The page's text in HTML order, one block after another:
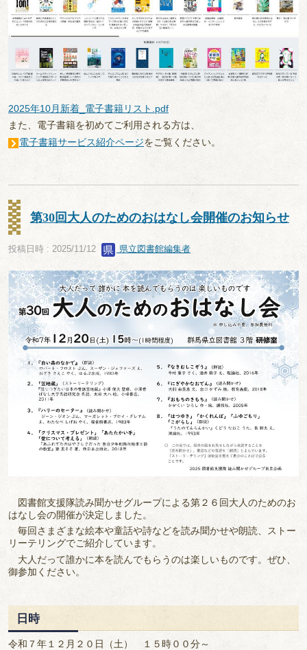
2025年10月新着_電子書籍リスト.pdf
また、電子書籍を初めてご利用される方は、
電子書籍サービス紹介ページをご覧ください。
第30回大人のためのおはなし会開催のお知らせ
投稿日時 : 2025/11/12 県立図書館編集者
図書館支援隊読み聞かせグループによる第２６回大人のためのお
はなし会の開催が決定しました。
毎回さまざまな絵本や童話や詩などを読み聞かせや朗読、ストー
リーテリングでご紹介しています。
大人だって誰かに本を読んでもらうのは楽しいものです。ぜひ、
御参加ください。
日時
令和７年１２月２０日（土） １５時００分～